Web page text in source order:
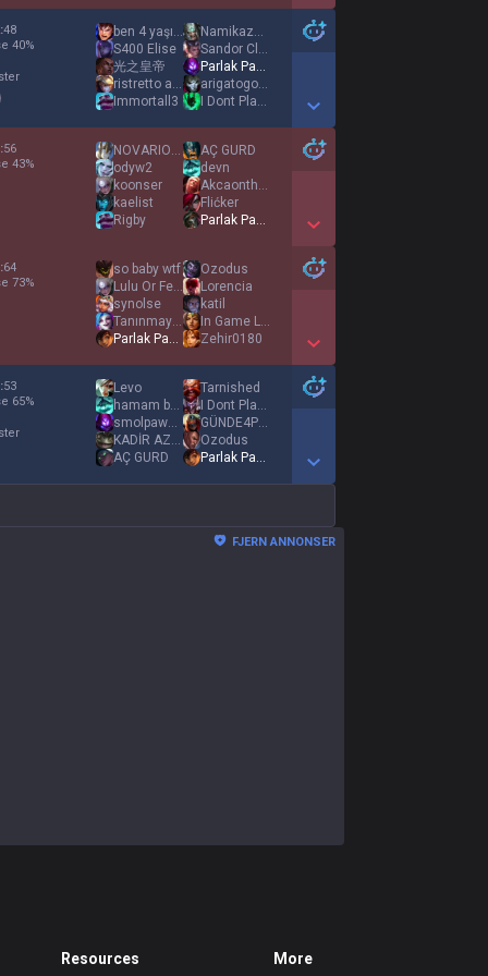
Show More Detail Games
:48
40%
ben 4 yaşındayım
S400 Elise
光之皇帝
ristretto abuser
Immortall3
Namikaze Minato
Sandor Clegáne
Parlak Pasif
arigatogozaimasu
I Dont Play Fair
Show More Detail Games
:56
43%
NOVARION PRIME
odyw2
koonser
kaelist
Rigby
AÇ GURD
devn
Akcaonthebeat
Flićker
Parlak Pasif
Show More Detail Games
:64
73%
so baby wtf
Lulu Or Feed
synolse
Tanınmayanlar
Parlak Pasif
Ozodus
Lorencia
katil
In Game Leader
Zehir0180
Show More Detail Games
:53
65%
Levo
hamam böceği
smolpaweum
KADİR AZAD
AÇ GURD
Tarnished
I Dont Play Fair
GÜNDE4POSTA
Ozodus
Parlak Pasif
Show More Detail Games
FJERN ANNONSER
Resources More